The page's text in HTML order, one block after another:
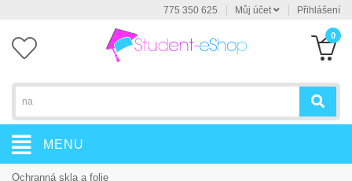
775 350 625 Můj účet Přihlášení
0
MENU
Ochranná skla a folie